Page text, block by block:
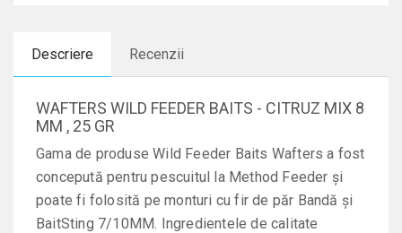
Descriere Recenzii
WAFTERS WILD FEEDER BAITS - CITRUZ MIX 8
MM , 25 GR
Gama de produse Wild Feeder Baits Wafters a fost
concepută pentru pescuitul la Method Feeder și
poate fi folosită pe monturi cu fir de păr Bandă și
BaitSting 7/10MM. Ingredientele de calitate